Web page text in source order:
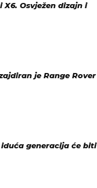
X6. Osvježen dizajn i
je Range Rover
iduća generacija će biti